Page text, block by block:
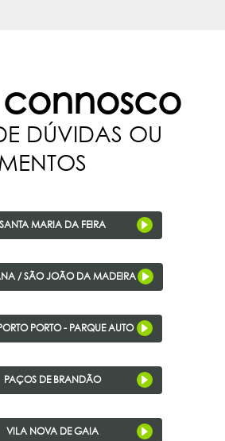
DÚVIDAS OU
SANTA MARIA DA FEIRA
/ SÃO JOÃO DA MADEIRA
PORTO - PARQUE AUTO
PAÇOS DE BRANDÃO
VILA NOVA DE GAIA